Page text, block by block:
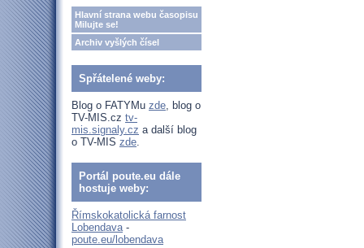
Hlavní strana webu časopisu
Milujte se!
Archiv vyšlých čísel
Spřátelené weby:
Blog o FATYMu zde, blog o
TV-MIS.cz tv-
mis.signaly.cz a další blog
o TV-MIS zde.
Portál poute.eu dále
hostuje weby:
Římskokatolická farnost
Lobendava-
poute.eu/lobendava